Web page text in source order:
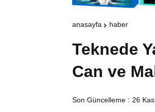
anasayfa haber
Teknede
Can ve
Son Güncelleme : 26